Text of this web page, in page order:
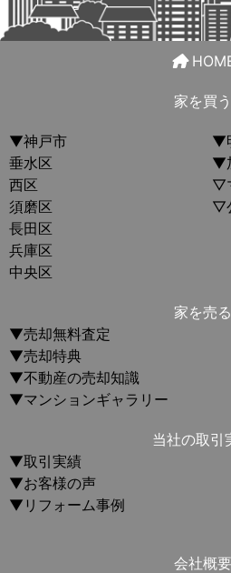
家を買う
▼神戸市
垂水区
西区
須磨区
長田区
兵庫区
中央区
▼
▼
▽
▽
家を売る
▼売却無料査定
▼売却特典
▼不動産の売却知識
▼マンションギャラリー
当社の取引
▼取引実績
▼お客様の声
▼リフォーム事例
会社概要